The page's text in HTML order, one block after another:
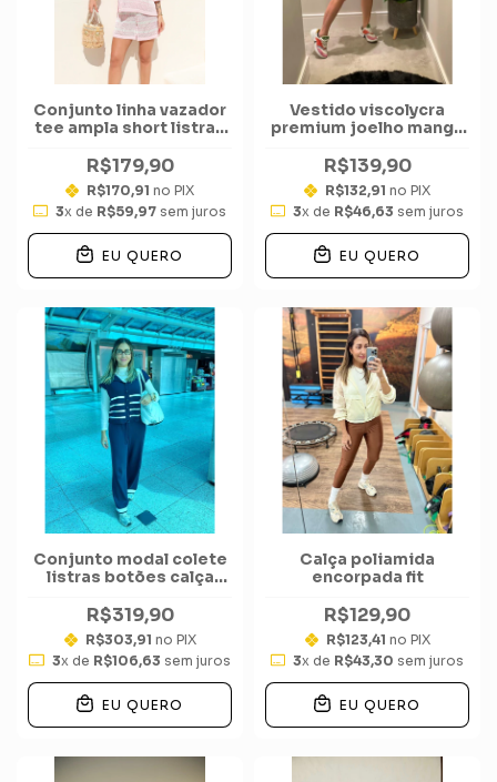
Conjunto linha vazador
tee ampla short listras
R$179,90
R$170,91 no PIX
3x de R$59,97 sem juros
EU QUERO
Vestido viscolycra
premium joelho manga
R$139,90
R$132,91 no PIX
3x de R$46,63 sem juros
EU QUERO
Conjunto modal colete
listras botões calça
R$319,90
R$303,91 no PIX
3x de R$106,63 sem juros
EU QUERO
Calça poliamida
encorpada fit
R$129,90
R$123,41 no PIX
3x de R$43,30 sem juros
EU QUERO